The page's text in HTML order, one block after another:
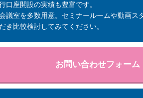
座開設の実績も豊富です。
室を多数用意。セミナールームや動画ス
比較検討してみてください。
お問い合わせフォーム